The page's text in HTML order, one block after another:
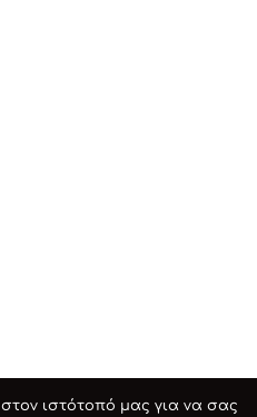
ιστότοπό μας για να σας